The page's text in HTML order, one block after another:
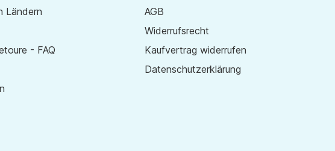
Ländern
- FAQ
AGB
Widerrufsrecht
Kaufvertrag widerrufen
Datenschutzerklärung